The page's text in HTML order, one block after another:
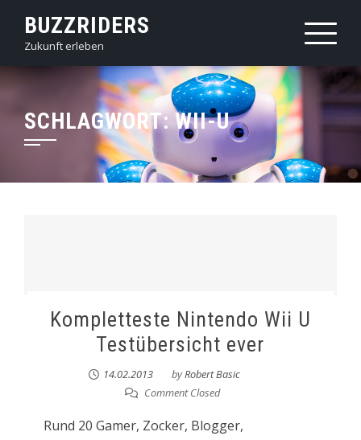
content
BUZZRIDERS
Zukunft erleben
SCHLAGWORT:WII-U
Kompletteste Nintendo Wii U
Testübersicht ever
14.02.2013 byRobert Basic
Comment Closed
Rund 20 Gamer, Zocker, Blogger,